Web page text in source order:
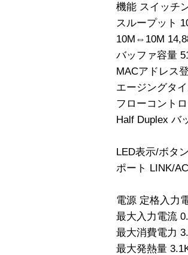
機能 スイッチ
スループット
10M⇔10M
バッファ容量
MACアドレス
エージングタ
フローコント
Half Duplex バ
LED表示/ボタ
ポート LINK/
電源 定格入力
最大入力電流
最大消費電力
最大発熱量